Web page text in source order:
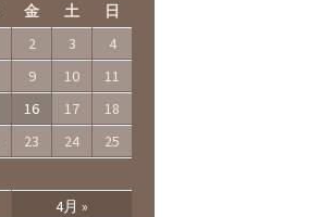
金 土 日
4月 »
2 3
4
9 10
11
16 17
18
23 24
25